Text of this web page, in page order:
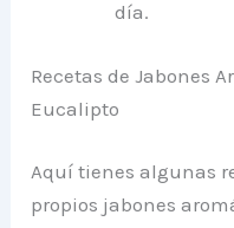
día.
Recetas de Jabones
Eucalipto
Aquí tienes algunas
propios jabones